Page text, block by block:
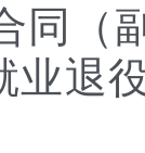
同（
业退